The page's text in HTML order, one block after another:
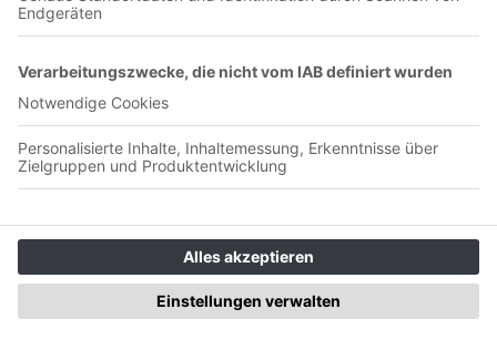
01:29:01
Der Wuppertaler SV läuft unter Trainer Sebastian Tyrala
richtig heiss und sichert sich nach dem 2:0 gegen Türkspor
die nächsten 3 Punkte. Der MSV Duisburg unterliegt dem FC
Gütersloh sensationell mit 3:4 aber lässt sich durch diese
Niederlage nicht aus der Bahn werfen. Die Zebras feiern eine
Wuppertaler SV) Host: Stefan Sander Host: Sven Lesser
Der MSV verteilt Geschenke an den
FC Gütersloh | MSV vs. Gütersloh